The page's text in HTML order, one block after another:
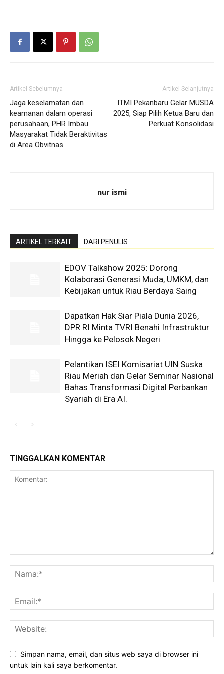
Artikel Sebelumnya
Jaga keselamatan dan
keamanan dalam operasi
perusahaan, PHR Imbau
Masyarakat Tidak Beraktivitas
di Area Obvitnas
Artikel Selanjutnya
ITMI Pekanbaru Gelar MUSDA
2025, Siap Pilih Ketua Baru dan
Perkuat Konsolidasi
nur ismi
ARTIKEL TERKAIT DARI PENULIS
EDOV Talkshow 2025: Dorong
Kolaborasi Generasi Muda, UMKM, dan
Kebijakan untuk Riau Berdaya Saing
Dapatkan Hak Siar Piala Dunia 2026,
DPR RI Minta TVRI Benahi Infrastruktur
Hingga ke Pelosok Negeri
Pelantikan ISEI Komisariat UIN Suska
Riau Meriah dan Gelar Seminar Nasional
Bahas Transformasi Digital Perbankan
Syariah di Era AI.
TINGGALKAN KOMENTAR
Simpan nama, email, dan situs web saya di browser ini
untuk lain kali saya berkomentar.